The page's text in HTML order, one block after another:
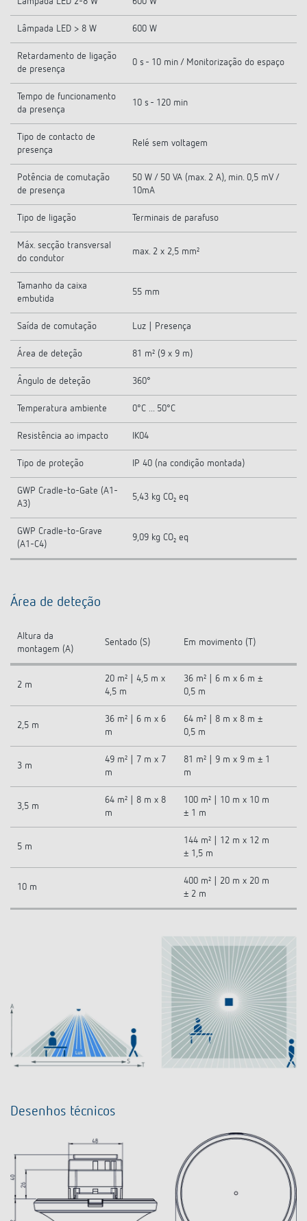
Lâmpada LED > 8 W 600 W
Retardamento de ligação
de presença
0 s - 10 min / Monitorização do espaço
Tempo de funcionamento
da presença
10 s - 120 min
Tipo de contacto de
presença
Relé sem voltagem
Potência de comutação
de presença
50 W / 50 VA (max. 2 A), min. 0,5 mV /
10mA
Tipo de ligação Terminais de parafuso
Máx. secção transversal
do condutor
max. 2 x 2,5 mm²
Tamanho da caixa
embutida
55 mm
Saída de comutação Luz | Presença
Área de deteção 81 m² (9 x 9 m)
Ângulo de deteção 360°
Temperatura ambiente 0°C ... 50°C
Resistência ao impacto IK04
Tipo de proteção IP 40 (na condição montada)
GWP Cradle-to-Gate (A1-
A3)
5,43 kg CO₂ eq
GWP Cradle-to-Grave
(A1-C4)
9,09 kg CO₂ eq
Área de deteção
Altura da
montagem (A)
Sentado (S) Em movimento (T)
2 m
20 m² | 4,5 m x
4,5 m
36 m² | 6 m x 6 m ±
0,5 m
2,5 m
36 m² | 6 m x 6
m
64 m² | 8 m x 8 m ±
0,5 m
3 m
49 m² | 7 m x 7
m
81 m² | 9 m x 9 m ± 1
m
3,5 m
64 m² | 8 m x 8
m
100 m² | 10 m x 10 m
± 1 m
5 m
144 m² | 12 m x 12 m
± 1,5 m
10 m
400 m² | 20 m x 20 m
± 2 m
Desenhos técnicos